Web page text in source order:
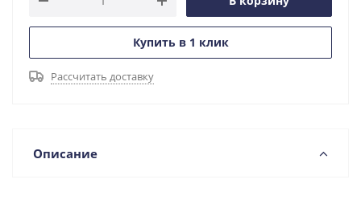
Купить в 1 клик
Рассчитать доставку
Описание